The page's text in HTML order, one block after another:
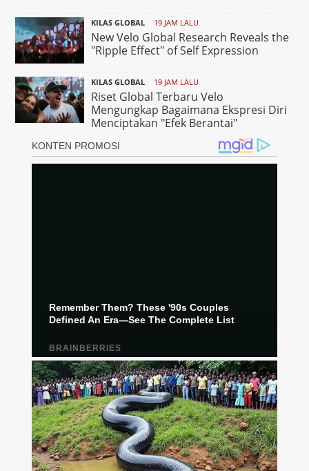
KILAS GLOBAL 19 JAM LALU
New Velo Global Research Reveals the
"Ripple Effect" of Self Expression
KILAS GLOBAL 19 JAM LALU
Riset Global Terbaru Velo
Mengungkap Bagaimana Ekspresi Diri
Menciptakan "Efek Berantai"